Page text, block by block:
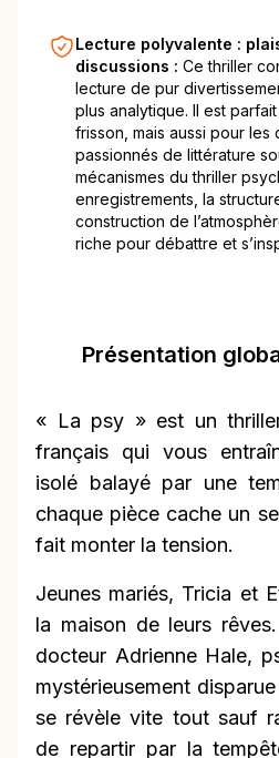
Lecture polyvalente :
discussions : Ce thriller
lecture de pur
plus analytique. Il est
frisson, mais aussi pour
passionnés de littérature
mécanismes du thriller
enregistrements, la
construction de
riche pour débattre et
Présentation
« La psy » est un
français qui vous
isolé balayé par une
chaque pièce cache un
fait monter la tension.
Jeunes mariés, Tricia et
la maison de leurs
docteur Adrienne Hale,
mystérieusement
se révèle vite tout sauf
de repartir par la